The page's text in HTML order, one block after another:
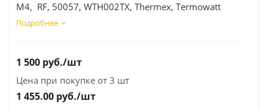
М4, RF, 50057, WTH002TX, Thermex, Тermowatt
Подробнее
1 500 руб./шт
Цена при покупке от 3 шт
1 455.00 руб./шт